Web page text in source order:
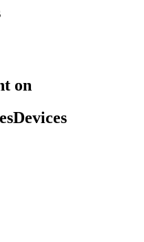
on
Devices